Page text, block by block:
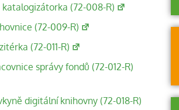
(72-008-R)
(72-009-R)
(72-011-R)
správy fondů (72-012-R)
digitální knihovny (72-018-R)